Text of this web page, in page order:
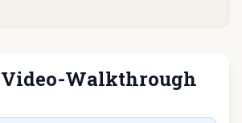
Video-Walkthrough
um Video abzuspielen